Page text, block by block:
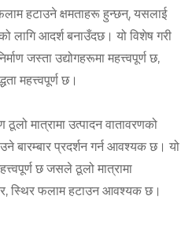
हटाउने क्षमताहरू हुन्छन्, यसलाई
लागि आदर्श बनाउँदछ। यो विशेष गरी
जस्ता उद्योगहरूमा महत्त्वपूर्ण छ,
महत्त्वपूर्ण छ।
मात्रामा उत्पादन वातावरणको
बारम्बार प्रदर्शन गर्न आवश्यक छ। यो
छ जसले ठूलो मात्रामा
स्थिर फलाम हटाउन आवश्यक छ।